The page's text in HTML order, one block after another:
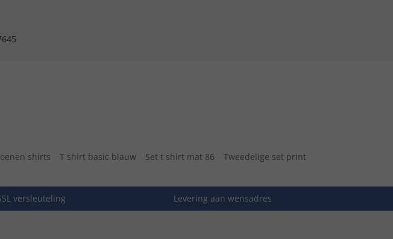
shirts T shirt basic blauw Set t shirt mat 86 Tweedelige set print
versleuteling Levering aan wensadres